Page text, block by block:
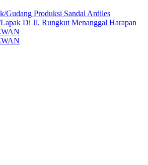
Gudang Produksi Sandal Ardiles
Di Jl. Rungkut Menanggal Harapan